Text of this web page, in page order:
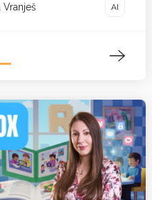
Vranješ AI